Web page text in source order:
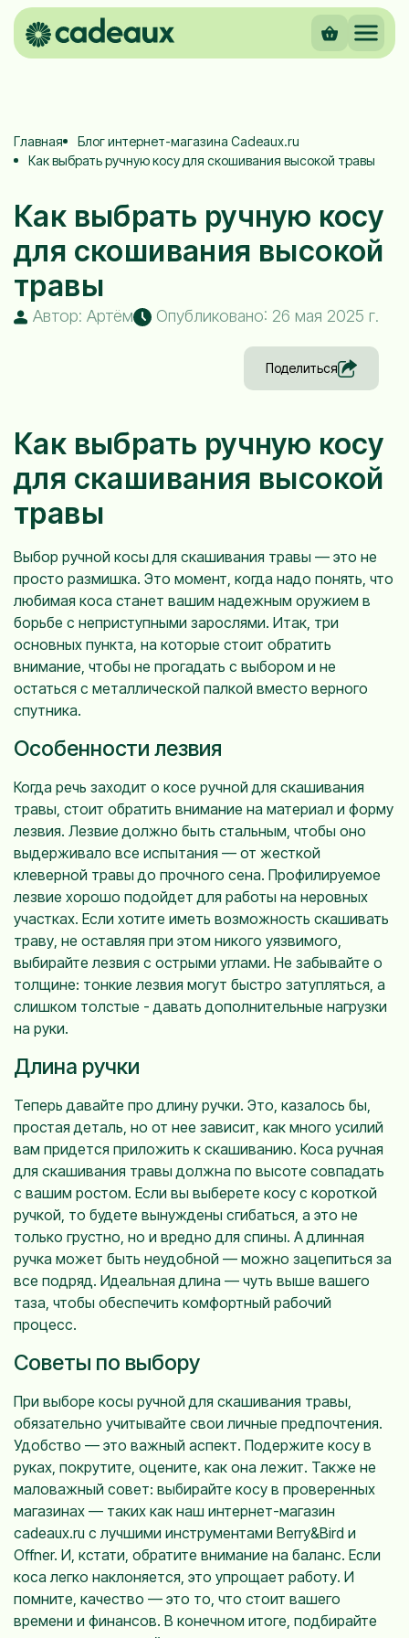
Главная
Блог интернет-магазина Cadeaux.ru
Как выбрать ручную косу для скошивания высокой травы
Как выбрать ручную косу
для скошивания высокой
травы
Автор: Артём Опубликовано: 26 мая 2025 г.
Поделиться
Как выбрать ручную косу
для скашивания высокой
травы
Выбор ручной косы для скашивания травы — это не
просто размишка. Это момент, когда надо понять, что
любимая коса станет вашим надежным оружием в
борьбе с неприступными зарослями. Итак, три
основных пункта, на которые стоит обратить
внимание, чтобы не прогадать с выбором и не
остаться с металлической палкой вместо верного
спутника.
Особенности лезвия
Когда речь заходит о косе ручной для скашивания
травы, стоит обратить внимание на материал и форму
лезвия. Лезвие должно быть стальным, чтобы оно
выдерживало все испытания — от жесткой
клеверной травы до прочного сена. Профилируемое
лезвие хорошо подойдет для работы на неровных
участках. Если хотите иметь возможность скашивать
траву, не оставляя при этом никого уязвимого,
выбирайте лезвия с острыми углами. Не забывайте о
толщине: тонкие лезвия могут быстро затупляться, а
слишком толстые - давать дополнительные нагрузки
на руки.
Длина ручки
Теперь давайте про длину ручки. Это, казалось бы,
простая деталь, но от нее зависит, как много усилий
вам придется приложить к скашиванию. Коса ручная
для скашивания травы должна по высоте совпадать
с вашим ростом. Если вы выберете косу с короткой
ручкой, то будете вынуждены сгибаться, а это не
только грустно, но и вредно для спины. А длинная
ручка может быть неудобной — можно зацепиться за
все подряд. Идеальная длина — чуть выше вашего
таза, чтобы обеспечить комфортный рабочий
процесс.
Советы по выбору
При выборе косы ручной для скашивания травы,
обязательно учитывайте свои личные предпочтения.
Удобство — это важный аспект. Подержите косу в
руках, покрутите, оцените, как она лежит. Также не
маловажный совет: выбирайте косу в проверенных
магазинах — таких как наш интернет-магазин
cadeaux.ru с лучшими инструментами Berry&Bird и
Offner. И, кстати, обратите внимание на баланс. Если
коса легко наклоняется, это упрощает работу. И
помните, качество — это то, что стоит вашего
времени и финансов. В конечном итоге, подбирайте